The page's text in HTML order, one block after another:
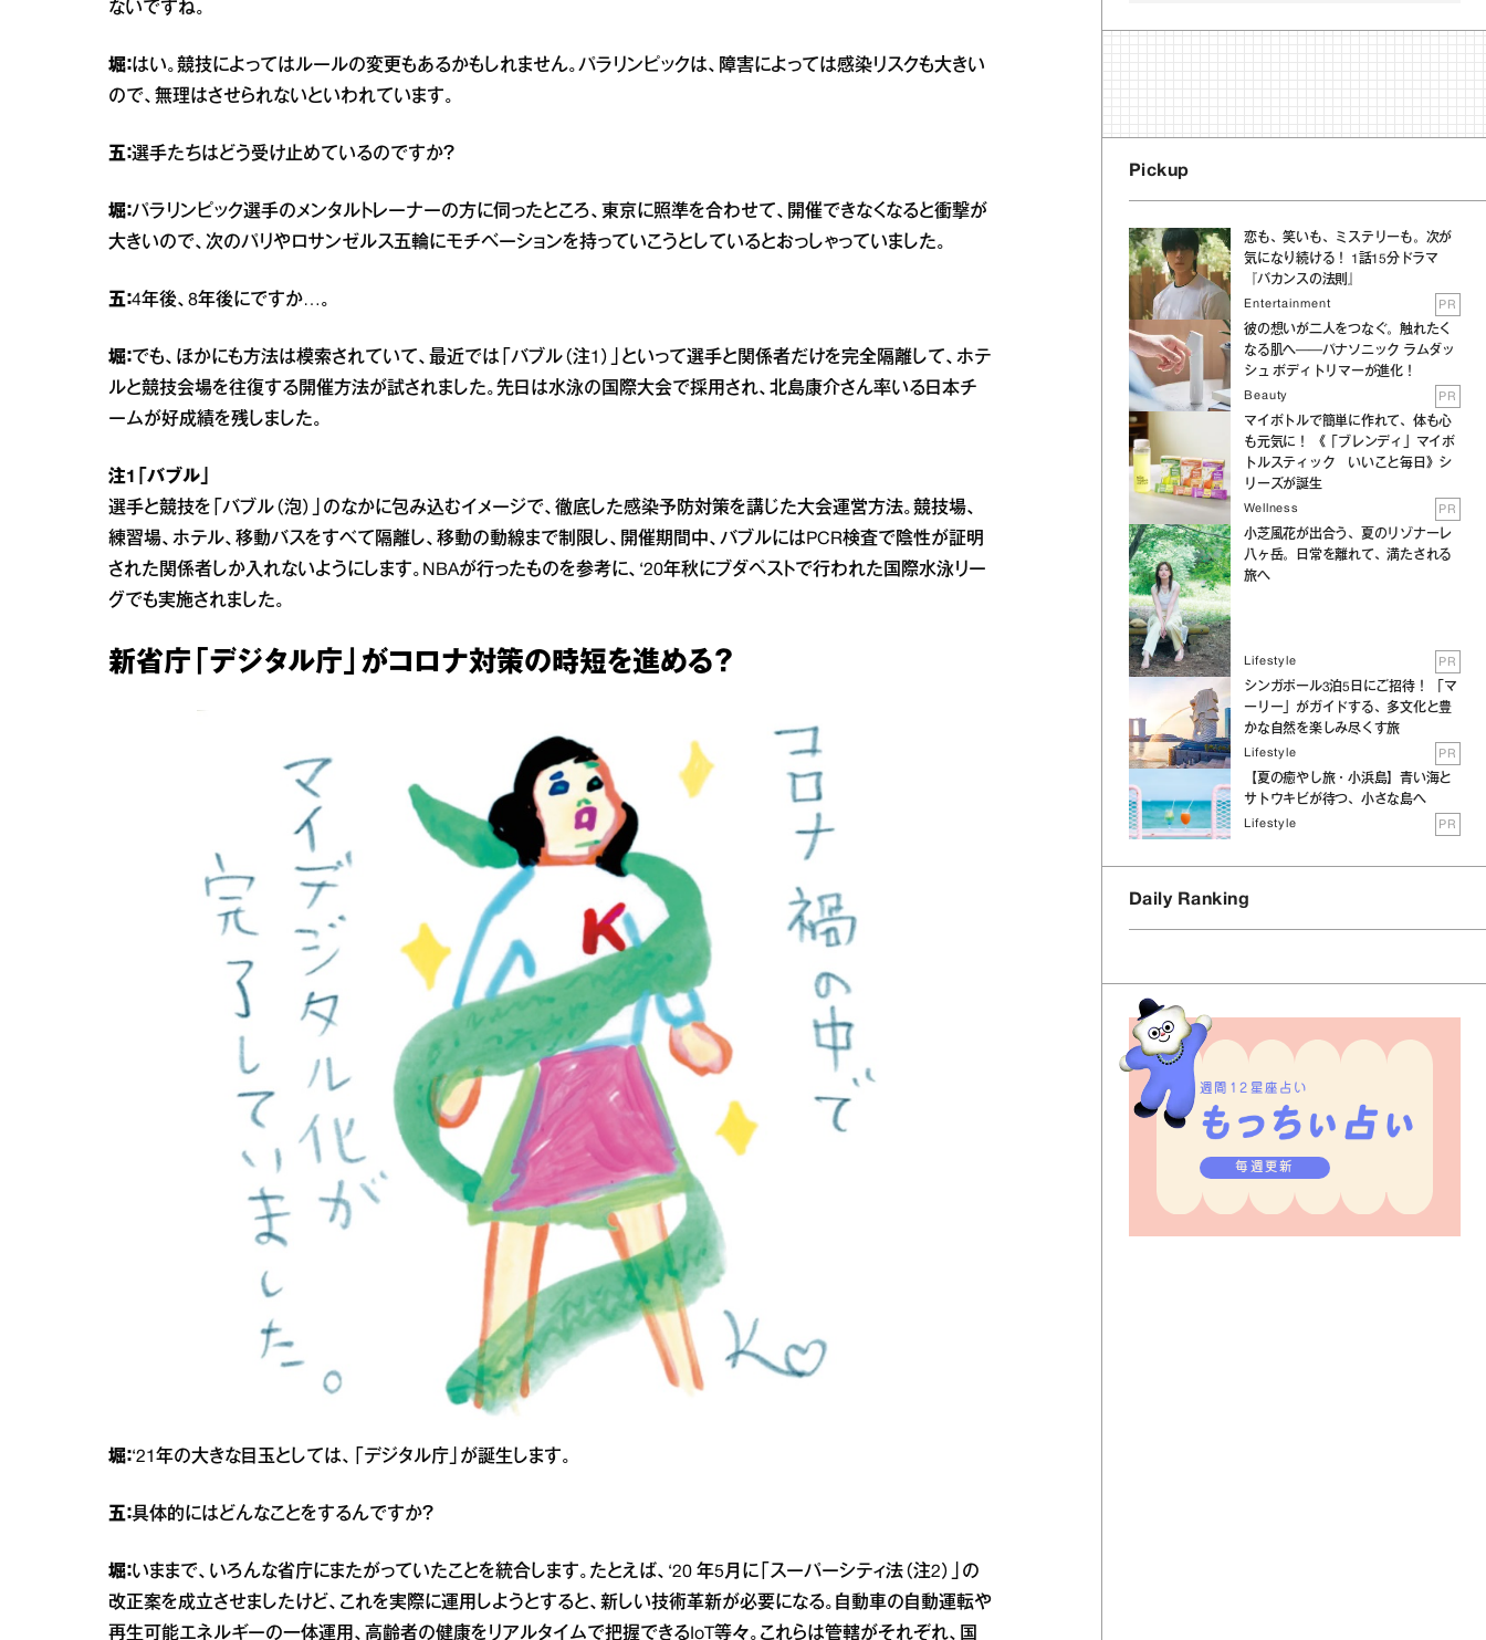
ないですね。
堀：はい。競技によってはルールの変更もあるかもしれません。パラリンピックは、障害によっては感染リスクも大きい
ので、無理はさせられないといわれています。
五：選手たちはどう受け止めているのですか？
堀：パラリンピック選手のメンタルトレーナーの方に伺ったところ、東京に照準を合わせて、開催できなくなると衝撃が
大きいので、次のパリやロサンゼルス五輪にモチベーションを持っていこうとしているとおっしゃっていました。
五：4年後、8年後にですか…。
堀： でも、ほかにも方法は模索されていて、最近では「バブル（注1）」といって選手と関係者だけを完全隔離して、ホテ
ルと競技会場を往復する開催方法が試されました。先日は水泳の国際大会で採用され、北島康介さん率いる日本チ
ームが好成績を残しました。
注1「バブル」
選手と競技を「バブル（泡）」のなかに包み込むイメージで、徹底した感染予防対策を講じた大会運営方法。競技場、
練習場、ホテル、移動バスをすべて隔離し、移動の動線まで制限し、開催期間中、バブルにはPCR検査で陰性が証明
された関係者しか入れないようにします。NBAが行ったものを参考に、‘20年秋にブダペストで行われた国際水泳リー
グでも実施されました。
新省庁「デジタル庁」がコロナ対策の時短を進める？
堀：‘21年の大きな目玉としては、「デジタル庁」が誕生します。
五：具体的にはどんなことをするんですか？
堀：いままで、いろんな省庁にまたがっていたことを統合します。たとえば、‘20 年5月に「スーパーシティ法（注2）」の
改正案を成立させましたけど、これを実際に運用しようとすると、新しい技術革新が必要になる。自動車の自動運転や
再生可能エネルギーの一体運用、高齢者の健康をリアルタイムで把握できるIoT等々。これらは管轄がそれぞれ、国
Pickup
恋も、笑いも、ミステリーも。次が
気になり続ける！ 1話15分ドラマ
『バカンスの法則』
Entertainment PR
彼の想いが二人をつなぐ。触れたく
なる肌へ──パナソニック ラムダッ
シュ ボディトリマーが進化！
Beauty PR
マイボトルで簡単に作れて、体も心
も元気に！ 《「ブレンディ」マイボ
トルスティック いいこと毎日》シ
リーズが誕生
Wellness PR
小芝風花が出合う、夏のリゾナーレ
八ヶ岳。日常を離れて、満たされる
旅へ
Lifestyle PR
シンガポール3泊5日にご招待！ 「マ
ーリー」がガイドする、多文化と豊
かな自然を楽しみ尽くす旅
Lifestyle PR
【夏の癒やし旅・小浜島】青い海と
サトウキビが待つ、小さな島へ
Lifestyle PR
Daily Ranking
週間12星座占い
毎週更新